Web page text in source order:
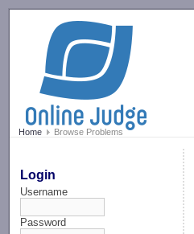
Home Browse Problems
Login
Username
Password